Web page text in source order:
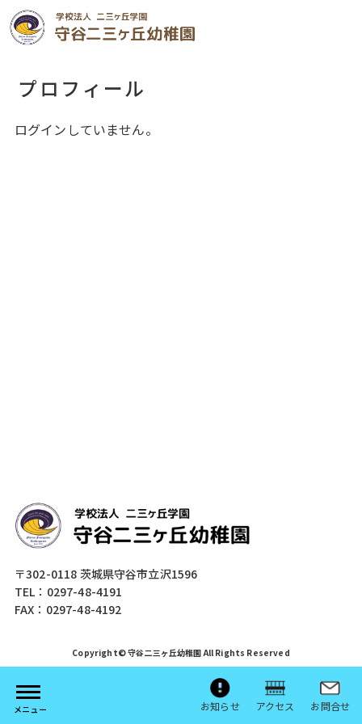
お知らせ アクセス お問合せ
プロフィール
ログインしていません。
〒302-0118 茨城県守谷市立沢1596
TEL：0297-48-4191
FAX：0297-48-4192
Copyright© 守谷二三ヶ丘幼稚園 All Rights Reserved